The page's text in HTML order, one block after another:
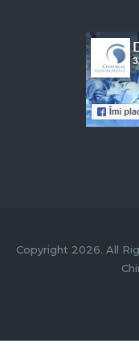
Copyright 2026. All